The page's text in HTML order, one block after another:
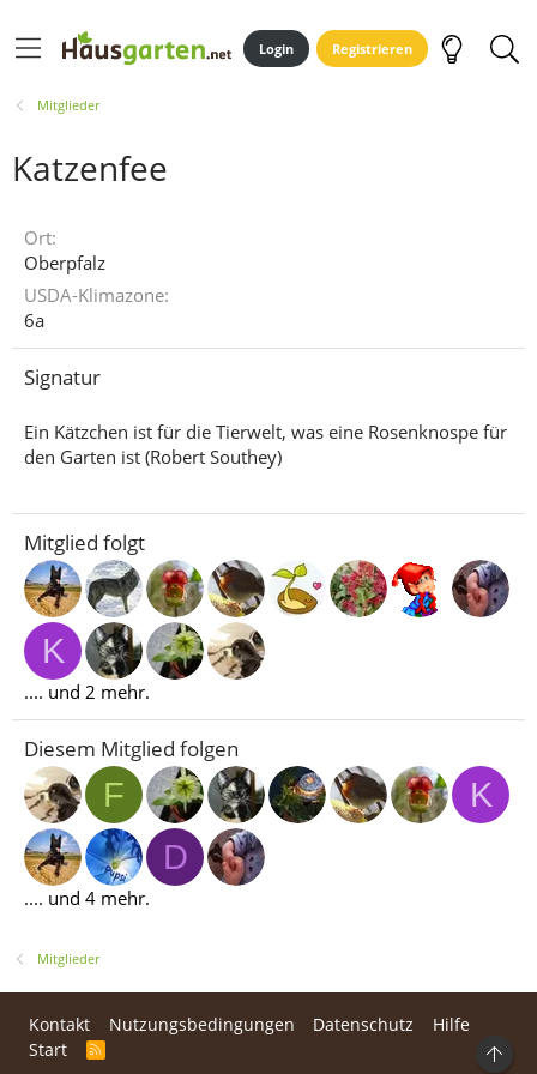
Login Registrieren
Mitglieder
Katzenfee
Ort
Oberpfalz
USDA-Klimazone
6a
Signatur
Ein Kätzchen ist für die Tierwelt, was eine Rosenknospe für
den Garten ist (Robert Southey)
Mitglied folgt
K
.... und 2 mehr.
Diesem Mitglied folgen
F
K
D
.... und 4 mehr.
Mitglieder
Kontakt Nutzungsbedingungen Datenschutz
Hilfe
Start
R